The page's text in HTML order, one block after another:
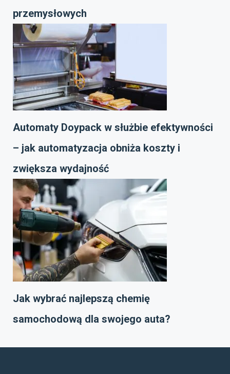
przemysłowych
Automaty Doypack w służbie efektywności
– jak automatyzacja obniża koszty i
zwiększa wydajność
Jak wybrać najlepszą chemię
samochodową dla swojego auta?